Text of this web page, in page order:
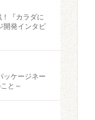
『カラダに
開発インタビ
ケージネー
と～